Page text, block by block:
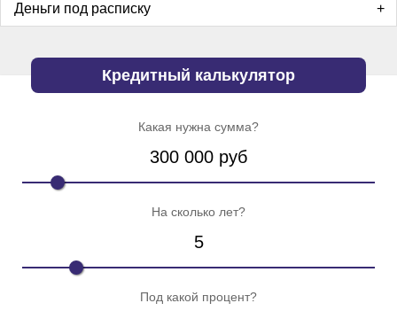
Деньги под расписку
Кредитный калькулятор
Какая нужна сумма?
300 000 руб
На сколько лет?
5
Под какой процент?